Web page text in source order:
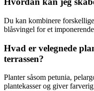
Du kan kombinere
blåsvingel for et
Hvad er velegnede
terrassen?
Planter såsom petunia,
plantekasser og giver